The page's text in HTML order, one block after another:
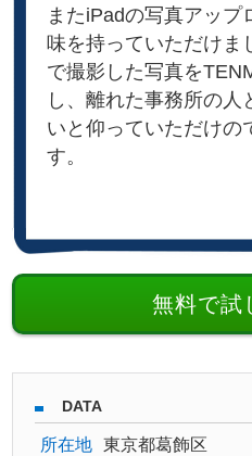
またiPadの写真アップ
味を持っていただけま
で撮影した写真を
し、離れた事務所の人
いと仰っていただけの
す。
無料で試
DATA
所在地
東京都葛飾区